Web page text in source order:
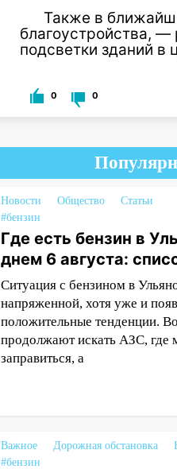
Также в
благоустройства, —
подсветки зданий в
0 0
Новости Общество
Статьи
#бензин
Где есть бензин в
днем 6 августа:
Ситуация с бензином в
напряженной, хотя уже и
положительные тенденции.
продолжают искать АЗС, где
заправиться, а
Важное Дорожная обстановка
#бензин